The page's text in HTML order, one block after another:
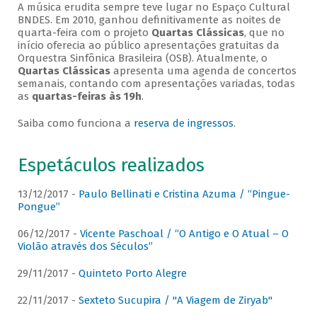
A música erudita sempre teve lugar no Espaço Cultural
BNDES. Em 2010, ganhou definitivamente as noites de
quarta-feira com o projeto Quartas Clássicas, que no
início oferecia ao público apresentações gratuitas da
Orquestra Sinfônica Brasileira (OSB). Atualmente, o
Quartas Clássicasapresenta uma agenda de concertos
semanais, contando com apresentações variadas, todas
as quartas-feiras às 19h.
Saiba como funciona a reserva de ingressos.
Espetáculos realizados
13/12/2017 - Paulo Bellinati e Cristina Azuma / “Pingue-
Pongue”
06/12/2017 - Vicente Paschoal / “O Antigo e O Atual – O
Violão através dos Séculos”
29/11/2017 - Quinteto Porto Alegre
22/11/2017 - Sexteto Sucupira / "A Viagem de Ziryab"